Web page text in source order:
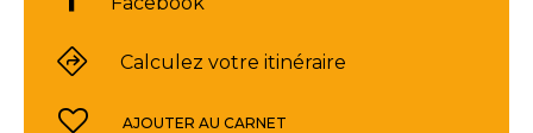
Calculez votre itinéraire
AJOUTER AU CARNET